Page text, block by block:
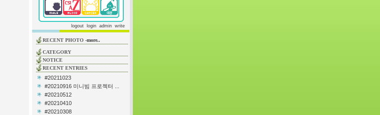
logout login admin write
RECENT PHOTO -more..
CATEGORY
NOTICE
RECENT ENTRIES
#20211023
#20210916 미니빔 프로젝터 ...
#20210512
#20210410
#20210308